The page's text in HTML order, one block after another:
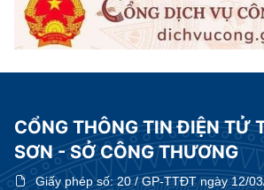
CỔNG THÔNG TIN ĐIỆN TỬ
SƠN - SỞ CÔNG THƯƠNG
Giấy phép số:20 / GP-TTĐT ngày 12/